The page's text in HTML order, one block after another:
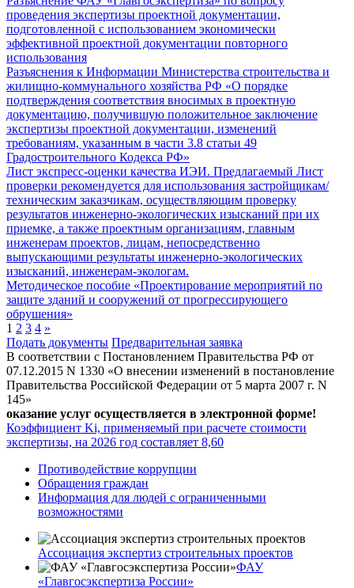
проведения экспертизы проектной документации,
подготовленной с использованием экономически
эффективной проектной документации повторного
использования
Разъяснения к Информации Министерства строительства и
жилищно-коммунального хозяйства РФ «О порядке
подтверждения соответствия вносимых в проектную
документацию, получившую положительное заключение
экспертизы проектной документации, изменений
требованиям, указанным в части 3.8 статьи 49
Градостроительного Кодекса РФ»
Лист экспресс-оценки качества ИЭИ. Предлагаемый Лист
проверки рекомендуется для использования застройщикам/
техническим заказчикам, осуществляющим проверку
результатов инженерно-экологических изысканий при их
приемке, а также проектным организациям, главным
инженерам проектов, лицам, непосредственно
выпускающими результаты инженерно-экологических
изысканий, инженерам-экологам.
Методическое пособие «Проектирование мероприятий по
защите зданий и сооружений от прогрессирующего
обрушения»
1 2 3 4 »
Подать документы Предварительная заявка
В соответствии с Постановлением Правительства РФ от
07.12.2015 N 1330 «О внесении изменений в постановление
Правительства Российской Федерации от 5 марта 2007 г. N
145»
оказание услуг осуществляется в электронной форме!
Коэффициент Ki, применяемый при расчете стоимости
экспертизы, на 2026 год составляет 8,60
Противодействие коррупции
Обращения граждан
Информация для людей с ограниченными
возможностями
Ассоциация экспертиз строительных проектов
ФАУ
«Главгосэкспертиза России»